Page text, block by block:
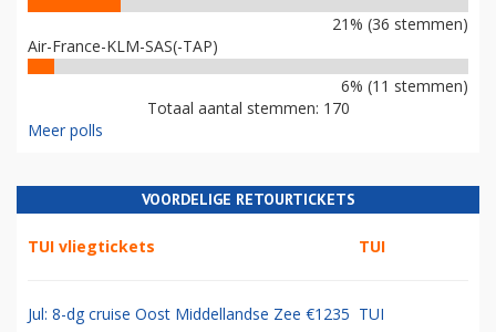
21% (36 stemmen)
Air-France-KLM-SAS(-TAP)
6% (11 stemmen)
Totaal aantal stemmen: 170
Meer polls
VOORDELIGE RETOURTICKETS
TUI vliegtickets TUI
Jul: 8-dg cruise Oost Middellandse Zee €1235 TUI